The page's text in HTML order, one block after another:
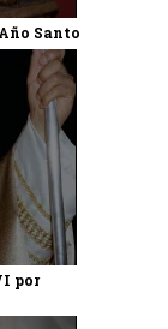
Santo
por